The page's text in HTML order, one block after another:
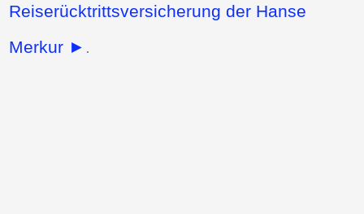
Reiserücktrittsversicherung der Hanse
Merkur ► .